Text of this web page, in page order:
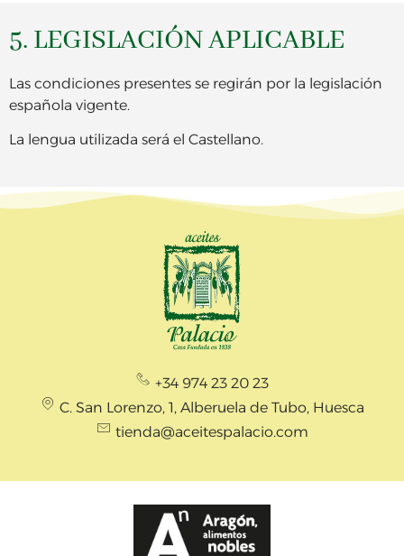
5. LEGISLACIÓN APLICABLE
Las condiciones presentes se regirán por la legislación
española vigente.
La lengua utilizada será el Castellano.
+34 974 23 20 23
C. San Lorenzo, 1, Alberuela de Tubo, Huesca
tienda@aceitespalacio.com